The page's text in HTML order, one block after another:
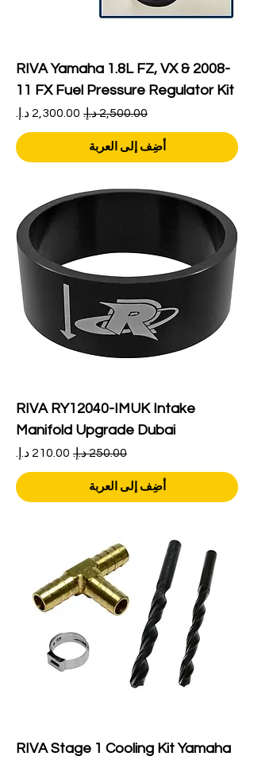
RIVA Yamaha 1.8L FZ, VX & 2008-
11 FX Fuel Pressure Regulator Kit
سعر عادي سعر البيع
أضِف إلى العربة
RIVA RY12040-IMUK Intake
Manifold Upgrade Dubai
سعر عادي سعر البيع
أضِف إلى العربة
RIVA Stage 1 Cooling Kit Yamaha